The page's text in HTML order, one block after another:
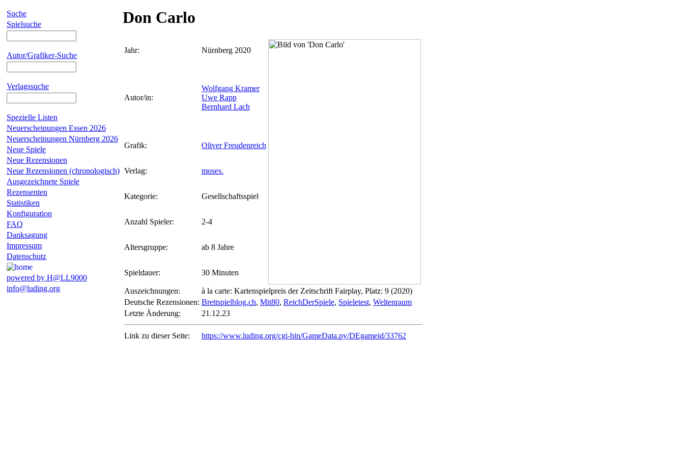
Suche
Spielsuche
Autor/Grafiker-Suche
Verlagssuche
Spezielle Listen
Neuerscheinungen Essen 2026
Neuerscheinungen Nürnberg 2026
Neue Spiele
Neue Rezensionen
Neue Rezensionen (chronologisch)
Ausgezeichnete Spiele
Rezensenten
Statistiken
Konfiguration
FAQ
Danksagung
Impressum
Datenschutz
powered by H@LL9000
info@luding.org
Don Carlo
Jahr: Nürnberg 2020
Autor/in:
Wolfgang Kramer
Uwe Rapp
Bernhard Lach
Grafik: Oliver Freudenreich
Verlag: moses.
Kategorie: Gesellschaftsspiel
Anzahl Spieler: 2-4
Altersgruppe: ab 8 Jahre
Spieldauer: 30 Minuten
Auszeichnungen:
à la carte: Kartenspielpreis der Zeitschrift Fairplay, Platz: 9 (2020)
Deutsche Rezensionen: Brettspielblog.ch, Mit80, ReichDerSpiele, Spieletest, Weltenraum
Letzte Änderung:
21.12.23
Link zu dieser Seite: https://www.luding.org/cgi-bin/GameData.py/DEgameid/33762